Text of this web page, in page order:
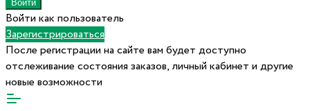
Войти как пользователь
Зарегистрироваться
После регистрации на сайте вам будет доступно
отслеживание состояния заказов, личный кабинет и другие
новые возможности